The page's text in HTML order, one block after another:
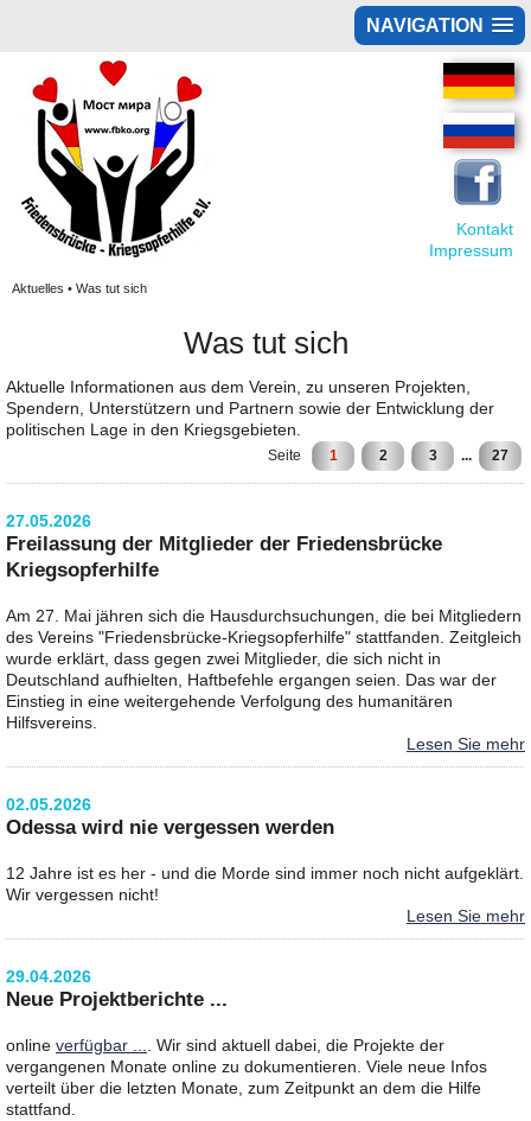
NAVIGATION
Kontakt
Impressum
Aktuelles • Was tut sich
Was tut sich
Aktuelle Informationen aus dem Verein, zu unseren Projekten,
Spendern, Unterstützern und Partnern sowie der Entwicklung der
politischen Lage in den Kriegsgebieten.
Seite 1 2 3 ... 27
27.05.2026
Freilassung der Mitglieder der Friedensbrücke
Kriegsopferhilfe
Am 27. Mai jähren sich die Hausdurchsuchungen, die bei Mitgliedern
des Vereins "Friedensbrücke-Kriegsopferhilfe" stattfanden. Zeitgleich
wurde erklärt, dass gegen zwei Mitglieder, die sich nicht in
Deutschland aufhielten, Haftbefehle ergangen seien. Das war der
Einstieg in eine weitergehende Verfolgung des humanitären
Hilfsvereins.
Lesen Sie mehr
02.05.2026
Odessa wird nie vergessen werden
12 Jahre ist es her - und die Morde sind immer noch nicht aufgeklärt.
Wir vergessen nicht!
Lesen Sie mehr
29.04.2026
Neue Projektberichte ...
online verfügbar ...
. Wir sind aktuell dabei, die Projekte der
vergangenen Monate online zu dokumentieren. Viele neue Infos
verteilt über die letzten Monate, zum Zeitpunkt an dem die Hilfe
stattfand.